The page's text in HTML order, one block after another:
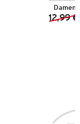
Damen
12,99 €